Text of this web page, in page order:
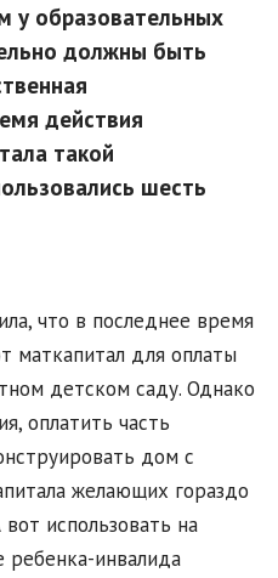
у образовательных
должны быть
действия
такой
шесть
что в последнее время
маткапитал для оплаты
детском саду. Однако
оплатить часть
дом с
желающих гораздо
использовать на
ребенка-инвалида